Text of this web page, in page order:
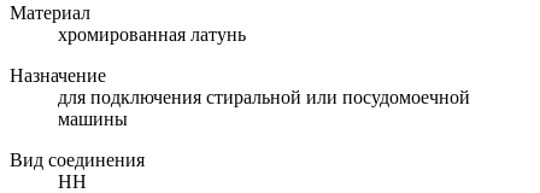
Материал
хромированная латунь
Назначение
для подключения стиральной или посудомоечной
машины
Вид соединения
НН